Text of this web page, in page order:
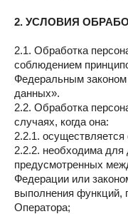
2. УСЛОВИЯ
2.1. Обработка
соблюдением
Федеральным
данных».
2.2. Обработка
случаях, когда она:
2.2.1. осуществляется
2.2.2. необходима для
предусмотренных
Федерации или
выполнения функций,
Оператора;